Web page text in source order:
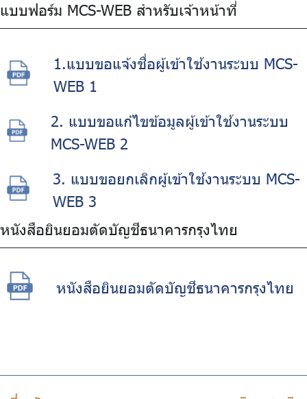
แบบฟอร์ม MCS-WEB สำหรับเจ้าหน้าที่
1.แบบขอแจ้งชื่อผู้เข้าใช้งานระบบ MCS-
WEB 1
2. แบบขอแก้ไขข้อมูลผู้เข้าใช้งานระบบ
MCS-WEB 2
3. แบบขอยกเลิกผู้เข้าใช้งานระบบ MCS-
WEB 3
หนังสือยินยอมตัดบัญชีธนาคารกรุงไทย
หนังสือยินยอมตัดบัญชีธนาคารกรุงไทย